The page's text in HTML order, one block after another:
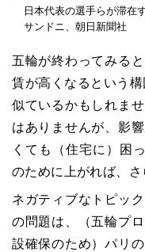
日本代表の選手らが滞在
サンドニ、朝日新聞社
五輪が終わってみる
賃が高くなるという
似ているかもしれま
はありませんが、影
くても（住宅に）困
のために上がれば、さ
ネガティブなトピッ
の問題は、（五輪プ
設確保のため）パリ